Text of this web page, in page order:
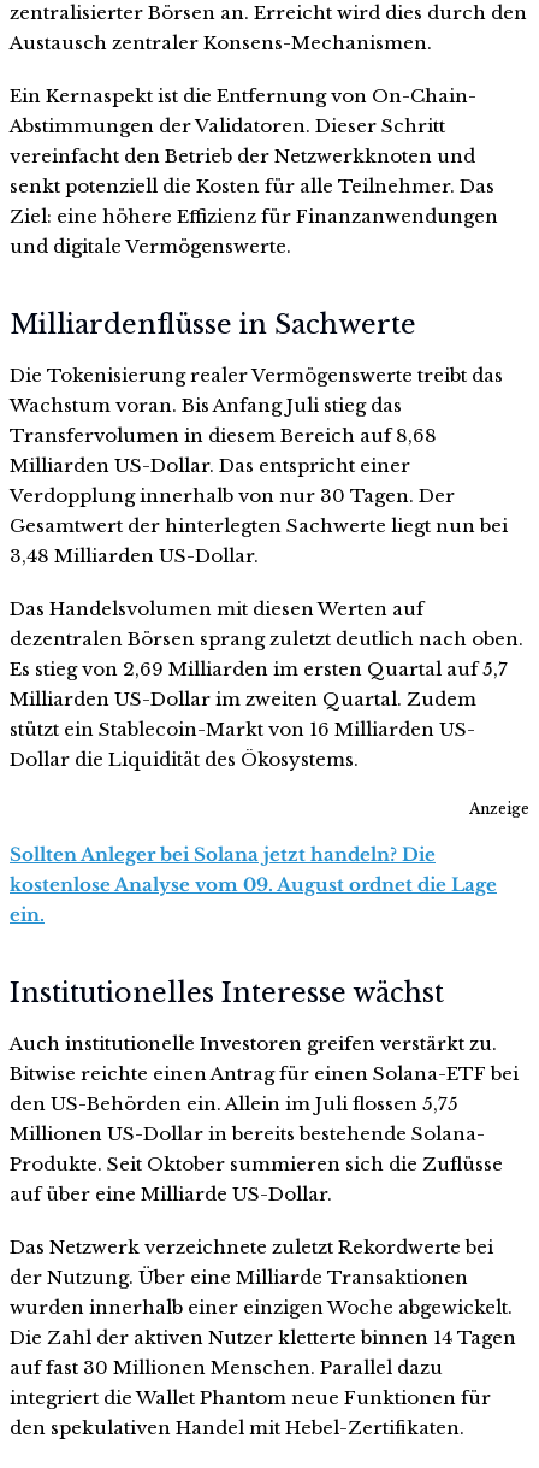
zentralisierter Börsen an. Erreicht wird dies durch den
Austausch zentraler Konsens-Mechanismen.
Ein Kernaspekt ist die Entfernung von On-Chain-
Abstimmungen der Validatoren. Dieser Schritt
vereinfacht den Betrieb der Netzwerkknoten und
senkt potenziell die Kosten für alle Teilnehmer. Das
Ziel: eine höhere Effizienz für Finanzanwendungen
und digitale Vermögenswerte.
Milliardenflüsse in Sachwerte
Die Tokenisierung realer Vermögenswerte treibt das
Wachstum voran. Bis Anfang Juli stieg das
Transfervolumen in diesem Bereich auf 8,68
Milliarden US-Dollar. Das entspricht einer
Verdopplung innerhalb von nur 30 Tagen. Der
Gesamtwert der hinterlegten Sachwerte liegt nun bei
3,48 Milliarden US-Dollar.
Das Handelsvolumen mit diesen Werten auf
dezentralen Börsen sprang zuletzt deutlich nach oben.
Es stieg von 2,69 Milliarden im ersten Quartal auf 5,7
Milliarden US-Dollar im zweiten Quartal. Zudem
stützt ein Stablecoin-Markt von 16 Milliarden US-
Dollar die Liquidität des Ökosystems.
Anzeige
Sollten Anleger bei Solana jetzt handeln? Die
kostenlose Analyse vom 09. August ordnet die Lage
ein.
Institutionelles Interesse wächst
Auch institutionelle Investoren greifen verstärkt zu.
Bitwise reichte einen Antrag für einen Solana-ETF bei
den US-Behörden ein. Allein im Juli flossen 5,75
Millionen US-Dollar in bereits bestehende Solana-
Produkte. Seit Oktober summieren sich die Zuflüsse
auf über eine Milliarde US-Dollar.
Das Netzwerk verzeichnete zuletzt Rekordwerte bei
der Nutzung. Über eine Milliarde Transaktionen
wurden innerhalb einer einzigen Woche abgewickelt.
Die Zahl der aktiven Nutzer kletterte binnen 14 Tagen
auf fast 30 Millionen Menschen. Parallel dazu
integriert die Wallet Phantom neue Funktionen für
den spekulativen Handel mit Hebel-Zertifikaten.